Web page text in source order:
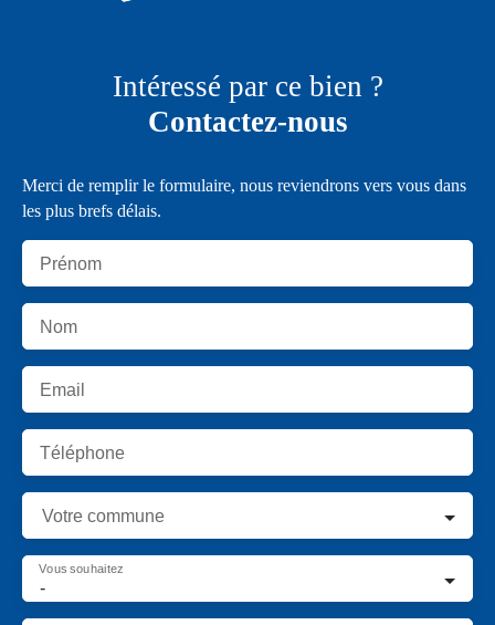
Intéressé par ce bien ?
Contactez-nous
Merci de remplir le formulaire, nous reviendrons vers vous dans
les plus brefs délais.
Prénom
Nom
Email
Téléphone
Votre commune
-
Vous souhaitez